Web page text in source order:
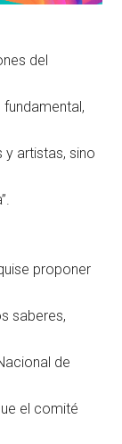
del
y artistas, sino
proponer
saberes,
de
el comité